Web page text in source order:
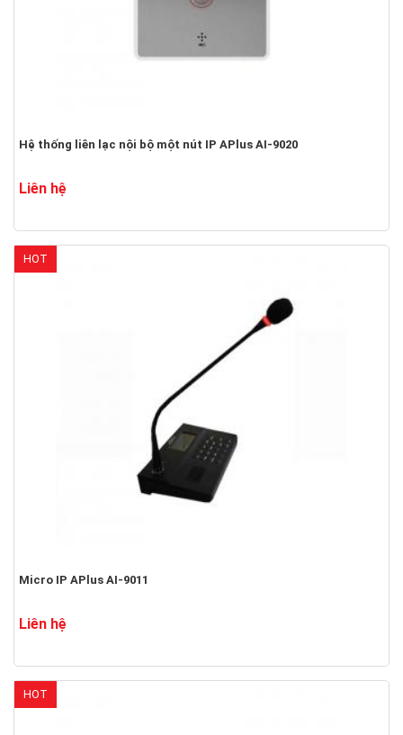
Hệ thống liên lạc nội bộ một nút IP APlus AI-9020
Liên hệ
HOT
Micro IP APlus AI-9011
Liên hệ
HOT